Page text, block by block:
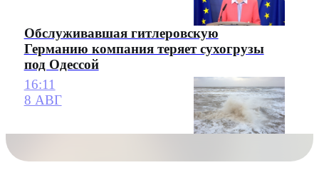
Обслуживавшая гитлеровскую
Германию компания теряет сухогрузы
под Одессой
16:11
8 АВГ